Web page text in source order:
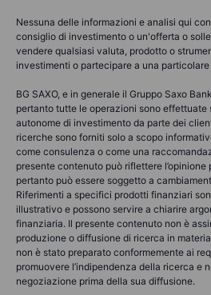
Nessuna delle informazioni e analisi qui
consiglio di investimento o un'offerta o
vendere qualsiasi valuta, prodotto o
investimenti o partecipare a una
BG SAXO, e in generale il Gruppo Saxo
pertanto tutte le operazioni sono effettuate
autonome di investimento da parte dei
ricerche sono forniti solo a scopo
come consulenza o come una
presente contenuto può riflettere l’opinione
pertanto può essere soggetto a
Riferimenti a specifici prodotti finanziari
illustrativo e possono servire a chiarire
finanziaria. Il presente contenuto non è
produzione o diffusione di ricerca in
non è stato preparato conformemente ai
promuovere l’indipendenza della ricerca e
negoziazione prima della sua diffusione.